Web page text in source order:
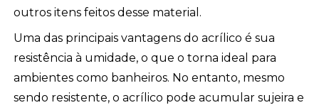
outros itens feitos desse material.
Uma das principais vantagens do acrílico é sua
resistência à umidade, o que o torna ideal para
ambientes como banheiros. No entanto, mesmo
sendo resistente, o acrílico pode acumular sujeira e